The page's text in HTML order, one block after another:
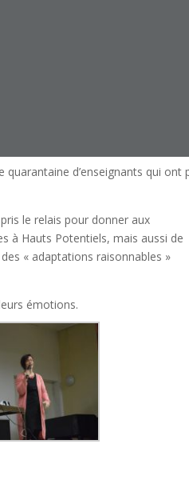
d’enseignants qui ont
le relais pour donner aux
à Hauts Potentiels, mais aussi de
« adaptations raisonnables »
émotions.